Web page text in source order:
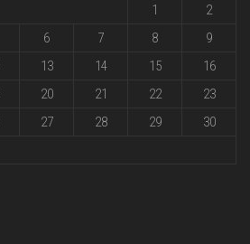
1
2
6 7 8
9
13 14 15
16
20 21 22
23
27 28 29
30